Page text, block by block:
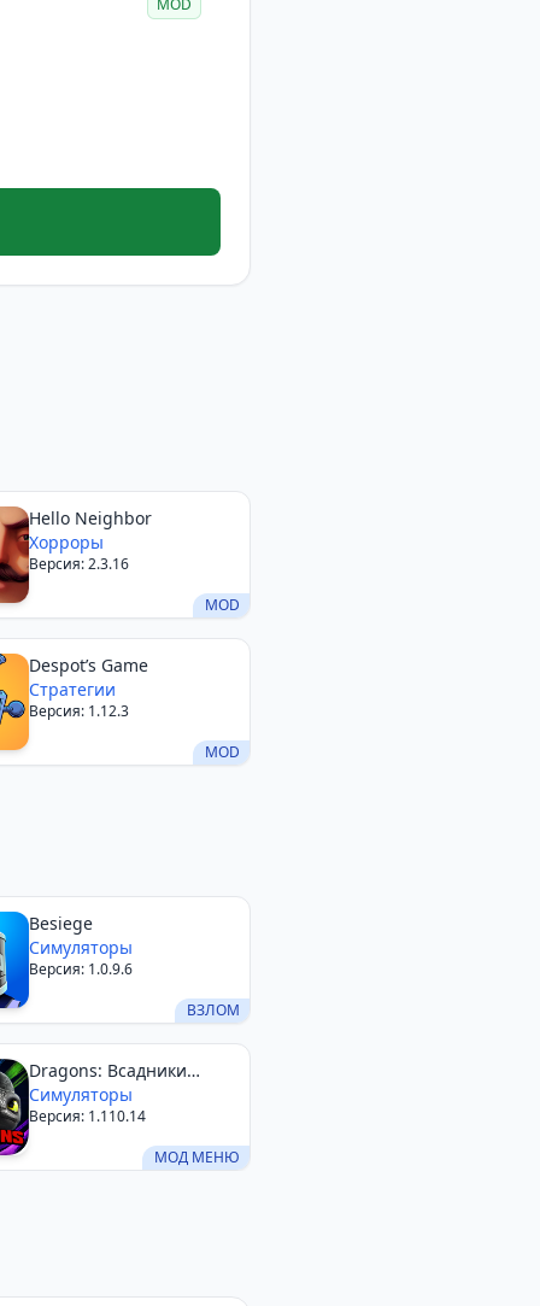
MOD
MOD
Hello Neighbor
Хорроры
Версия: 2.3.16
MOD
Despot’s Game
Стратегии
Версия: 1.12.3
ВЗЛОМ
Besiege
Симуляторы
Версия: 1.0.9.6
МОД МЕНЮ
Dragons: Всадники
Олуха
Симуляторы
Версия: 1.110.14